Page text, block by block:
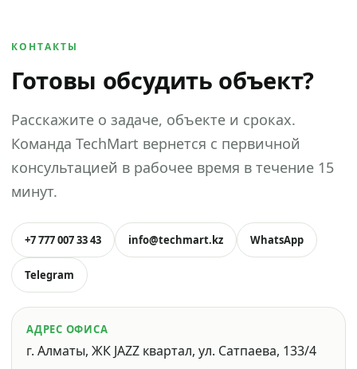
КОНТАКТЫ
Готовы обсудить объект?
Расскажите о задаче, объекте и сроках.
Команда TechMart вернется с первичной
консультацией в рабочее время в течение 15
минут.
+7 777 007 33 43 info@techmart.kz WhatsApp
Telegram
АДРЕС ОФИСА
г. Алматы, ЖК JAZZ квартал, ул. Сатпаева, 133/4